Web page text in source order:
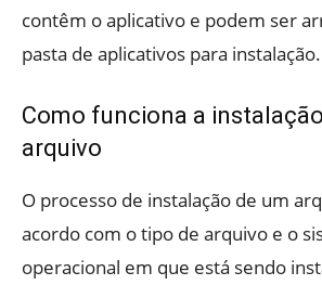
contêm o aplicativo e podem ser
pasta de aplicativos para instalação.
Como funciona a
arquivo
O processo de instalação de um
acordo com o tipo de arquivo e o
operacional em que está sendo